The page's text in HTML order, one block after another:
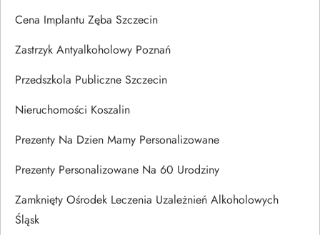
Cena Implantu Zęba Szczecin
Zastrzyk Antyalkoholowy Poznań
Przedszkola Publiczne Szczecin
Nieruchomości Koszalin
Prezenty Na Dzien Mamy Personalizowane
Prezenty Personalizowane Na 60 Urodziny
Zamknięty Ośrodek Leczenia Uzależnień Alkoholowych
Śląsk